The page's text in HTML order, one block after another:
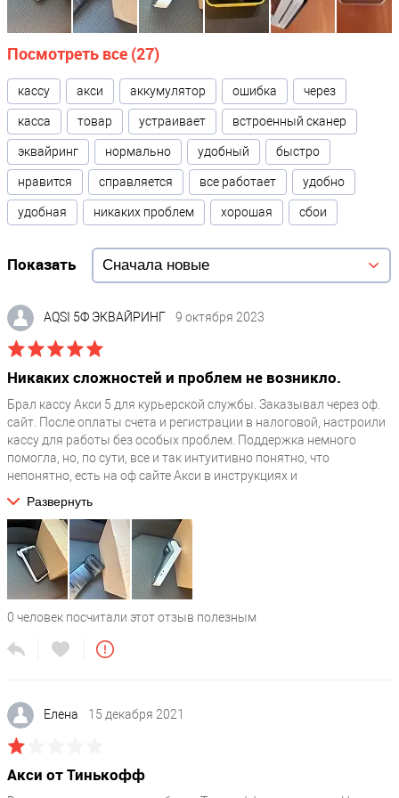
Физические параметры
Цвет
Габариты без упаковки (д/ш/в)
18.7 / 8.5 / 6.4
Вес НЕТТО (в граммах) ?
433
Высота ?
187
Ширина
Глубина ?
64
Аккумулятор
Наличие аккумулятора ?
есть
Время работы без подзарядки, часов
14
Емкость аккумулятора, мАч ?
2600
Тип аккумулятора ?
Li-Ion
Питание
Напряжение, Вольт
7.4
Условия эксплуатации
Посмотреть все (27)
кассу акси аккумулятор ошибка через
касса товар устраивает встроенный сканер
эквайринг нормально удобный быстро
нравится справляется все работает удобно
удобная никаких проблем хорошая сбои
Показать
AQSI 5Ф ЭКВАЙРИНГ 9 октября 2023
Никаких сложностей и проблем не возникло.
Брал кассу Акси 5 для курьерской службы. Заказывал через оф.
сайт. После оплаты счета и регистрации в налоговой, настроили
кассу для работы без особых проблем. Поддержка немного
помогла, но, по сути, все и так интуитивно понятно, что
непонятно, есть на оф сайте Акси в инструкциях и
сбоев. Аккумулятор отличный, часто подзаряжать не нужно.
Развернуть
0 человек посчитали этот отзыв полезным
Елена 15 декабря 2021
Акси от Тинькофф